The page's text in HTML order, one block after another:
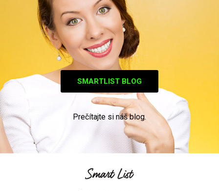
SMARTLIST BLOG
Prečítajte si náš blog.